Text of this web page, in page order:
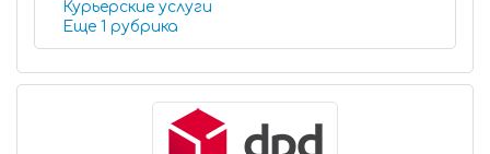
Курьерские услуги
Еще 1 рубрика